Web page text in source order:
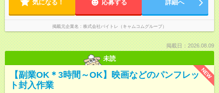
気になる！ 応募する 詳細へ
掲載元企業名 株式会社バイトレ（キャムコムグループ）
掲載日：2026.08.09
未読
NEW
【副業OK＊3時間～OK】映画などのパンフレッ
ト封入作業